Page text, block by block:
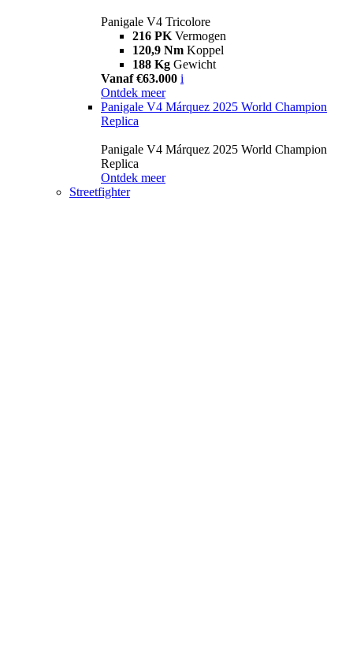
Panigale V4 Tricolore
216 PK Vermogen
120,9 Nm Koppel
188 Kg Gewicht
Vanaf €63.000 i
Ontdek meer
Panigale V4 Márquez 2025 World Champion
Replica
Panigale V4 Márquez 2025 World Champion
Replica
Ontdek meer
Streetfighter